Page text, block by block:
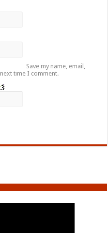
Save my name, email,
time I comment.